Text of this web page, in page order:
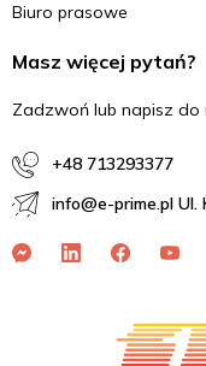
Biuro prasowe
Masz więcej pytań?
Zadzwoń lub napisz do
+48 713293377
info@e-prime.pl